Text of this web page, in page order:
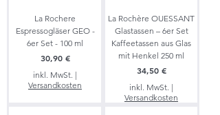
La Rochere
Espressogläser GEO -
6er Set - 100 ml
Preis
30,90 €
inkl. MwSt. |
Versandkosten
La Rochère OUESSANT
Glastassen – 6er Set
Kaffeetassen aus Glas
mit Henkel 250 ml
Preis
34,50 €
inkl. MwSt. |
Versandkosten